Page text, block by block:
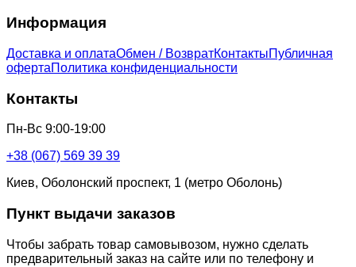
Информация
Доставка и оплатаОбмен / ВозвратКонтактыПубличная
офертаПолитика конфиденциальности
Контакты
Пн-Вс 9:00-19:00
+38 (067) 569 39 39
Киев, Оболонский проспект, 1 (метро Оболонь)
Пункт выдачи заказов
Чтобы забрать товар самовывозом, нужно сделать
предварительный заказ на сайте или по телефону и